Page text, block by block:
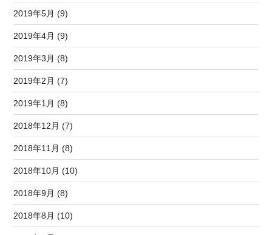
2019年5月 (9)
2019年4月 (9)
2019年3月 (8)
2019年2月 (7)
2019年1月 (8)
2018年12月 (7)
2018年11月 (8)
2018年10月 (10)
2018年9月 (8)
2018年8月 (10)